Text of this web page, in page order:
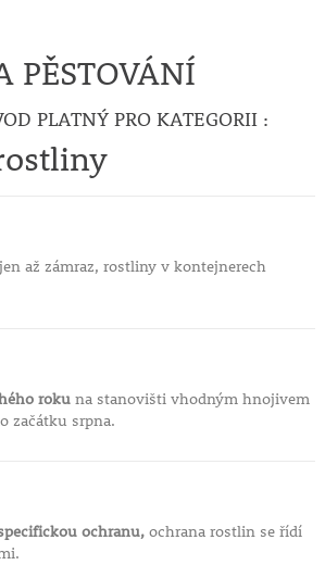
PĚSTOVÁNÍ
PLATNÝ PRO KATEGORII :
až zámraz, rostliny v kontejnerech
rokuna stanovišti vhodným hnojivem
začátku srpna.
ochranu,ochrana rostlin se řídí